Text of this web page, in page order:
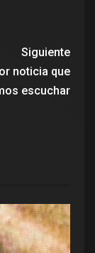
Siguiente
noticia que
escuchar